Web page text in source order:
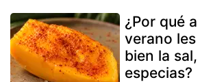
¿Por qué
verano
bien la
especias?